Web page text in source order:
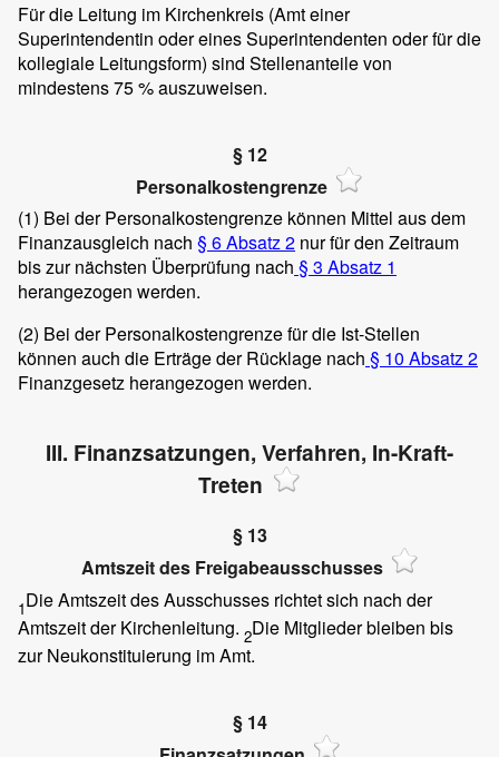
Für die Leitung im Kirchenkreis (Amt einer
Superintendentin oder eines Superintendenten oder für die
kollegiale Leitungsform) sind Stellenanteile von
mindestens 75 % auszuweisen.
§ 12
Personalkostengrenze
(1) Bei der Personalkostengrenze können Mittel aus dem
Finanzausgleich nach § 6 Absatz 2 nur für den Zeitraum
bis zur nächsten Überprüfung nach § 3 Absatz 1
herangezogen werden.
(2) Bei der Personalkostengrenze für die Ist-Stellen
können auch die Erträge der Rücklage nach § 10 Absatz 2
Finanzgesetz herangezogen werden.
III. Finanzsatzungen, Verfahren, In-Kraft-
Treten
§ 13
Amtszeit des Freigabeausschusses
1Die Amtszeit des Ausschusses richtet sich nach der
Amtszeit der Kirchenleitung. 2Die Mitglieder bleiben bis
zur Neukonstituierung im Amt.
§ 14